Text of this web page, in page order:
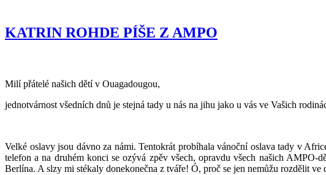
KATRIN ROHDE PÍŠE Z AMPO
Milí přátelé našich dětí v Ouagadougou,
jednotvárnost všedních dnů je stejná tady u nás na jihu jako u vás ve Vašich
Velké oslavy jsou dávno za námi. Tentokrát probíhala vánoční oslava tady v
telefon a na druhém konci se ozývá zpěv všech, opravdu všech našich
Berlína. A slzy mi stékaly donekonečna z tváře! Ó, proč se jen nemůžu rozdělit ve